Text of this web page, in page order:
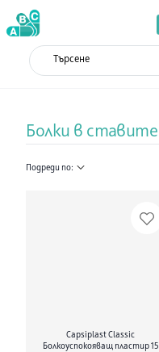
Болки в ставите
Подреди по:
Capsiplast Classic
Болкоуспокояващ пластир 15